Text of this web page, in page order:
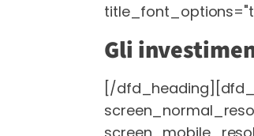
Gli
[/